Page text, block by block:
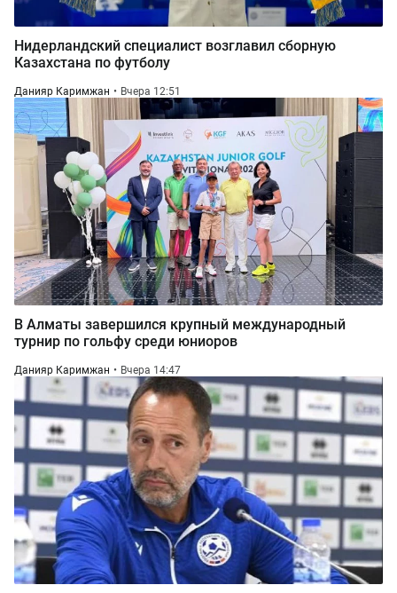
Нидерландский специалист возглавил сборную
Казахстана по футболу
Данияр Каримжан Вчера 12:51
В Алматы завершился крупный международный
турнир по гольфу среди юниоров
Данияр Каримжан Вчера 14:47